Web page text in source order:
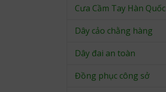
Cưa Cầm Tay Hàn Quốc
Dây cảo chằng hàng
Dây đai an toàn
Đồng phục công sở